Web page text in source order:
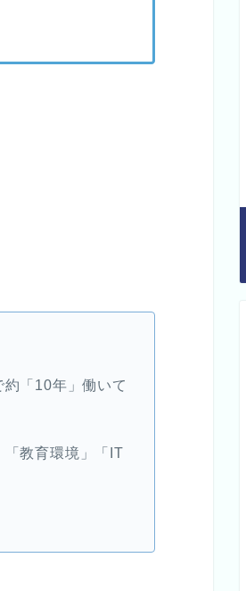
「10年」働いて
「教育環境」「IT